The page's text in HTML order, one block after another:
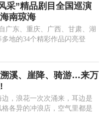
采”精品剧目全国巡演
南琼海
广东、重庆、广西、甘肃、湖
地的34个精彩作品闪亮登
溪、崖降、骑游…来万
，浪花一次次涌来，耳边是
各异的冲浪店，空气里都是